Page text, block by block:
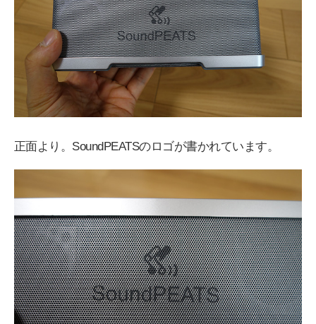
正面より。SoundPEATSのロゴが書かれています。